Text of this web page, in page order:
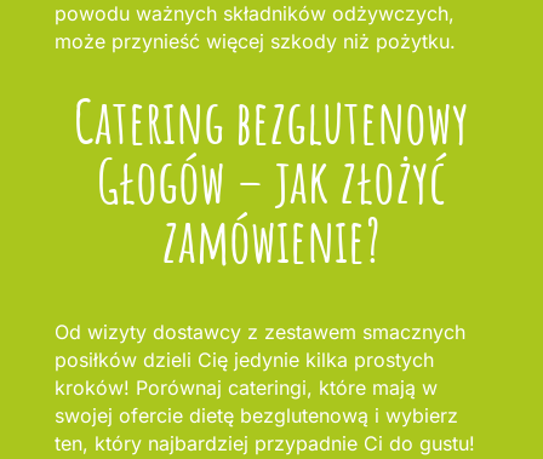
powodu ważnych składników odżywczych,
może przynieść więcej szkody niż pożytku.
Catering bezglutenowy
Głogów – jak złożyć
zamówienie?
Od wizyty dostawcy z zestawem smacznych
posiłków dzieli Cię jedynie kilka prostych
kroków! Porównaj cateringi, które mają w
swojej ofercie dietę bezglutenową i wybierz
ten, który najbardziej przypadnie Ci do gustu!